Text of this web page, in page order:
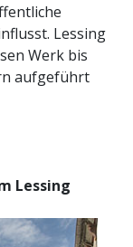
Lessing
Werk bis
aufgeführt
Lessing